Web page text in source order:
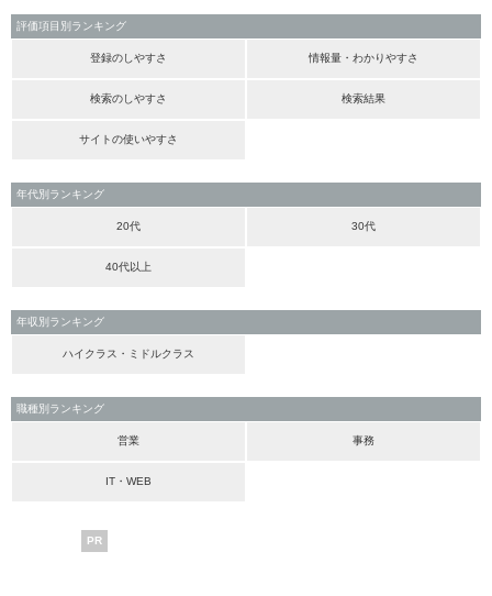
評価項目別ランキング
登録のしやすさ 情報量・わかりやすさ
検索のしやすさ 検索結果
サイトの使いやすさ
年代別ランキング
20代 30代
40代以上
年収別ランキング
ハイクラス・ミドルクラス
職種別ランキング
営業 事務
IT・WEB
PR